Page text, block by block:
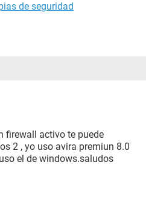
de seguridad
firewall activo te puede
2 , yo uso avira premiun 8.0
el de windows.saludos